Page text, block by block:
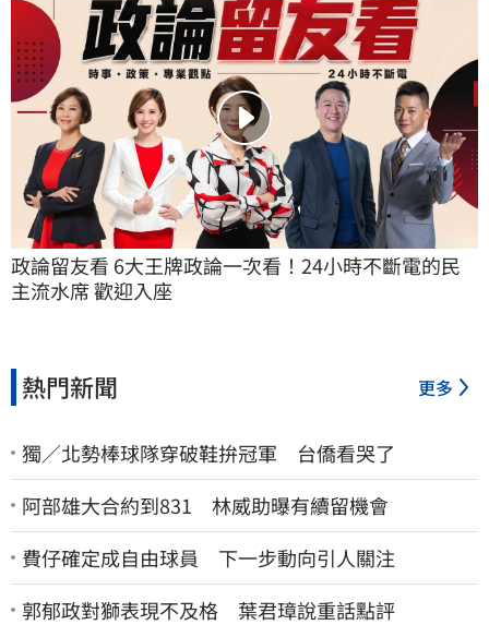
政論留友看 6大王牌政論一次看！24小時不斷電的民
主流水席 歡迎入座
熱門新聞 更多
獨／北勢棒球隊穿破鞋拚冠軍 台僑看哭了
阿部雄大合約到831 林威助曝有續留機會
費仔確定成自由球員 下一步動向引人關注
郭郁政對獅表現不及格 葉君璋說重話點評